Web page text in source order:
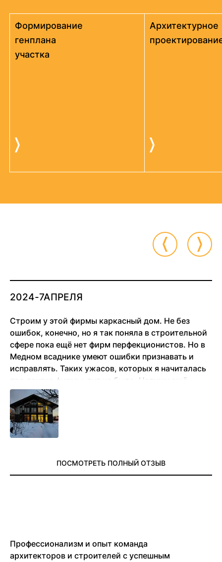
Формирование
генплана
участка
Архитектурное
2024-7АПРЕЛЯ
Строим у этой фирмы каркасный дом. Не без
ошибок, конечно, но я так поняла в строительной
сфере пока ещё нет фирм перфекционистов. Но в
Медном всаднике умеют ошибки признавать и
исправлять. Таких ужасов, которых я начиталась
про другие фирмы, тут не было. Напишу ещё
позже отзыв, когда несколько лет в доме
проживём
ПОСМОТРЕТЬ ПОЛНЫЙ ОТЗЫВ
Профессионализм и опыт команда
архитекторов и строителей с успешным